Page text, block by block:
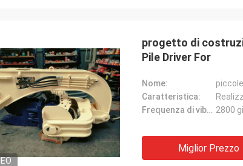
progetto di
Pile Driver For
Nome:
Caratteristica:
Frequenza di vibrazione: 2800
Miglior Prezzo